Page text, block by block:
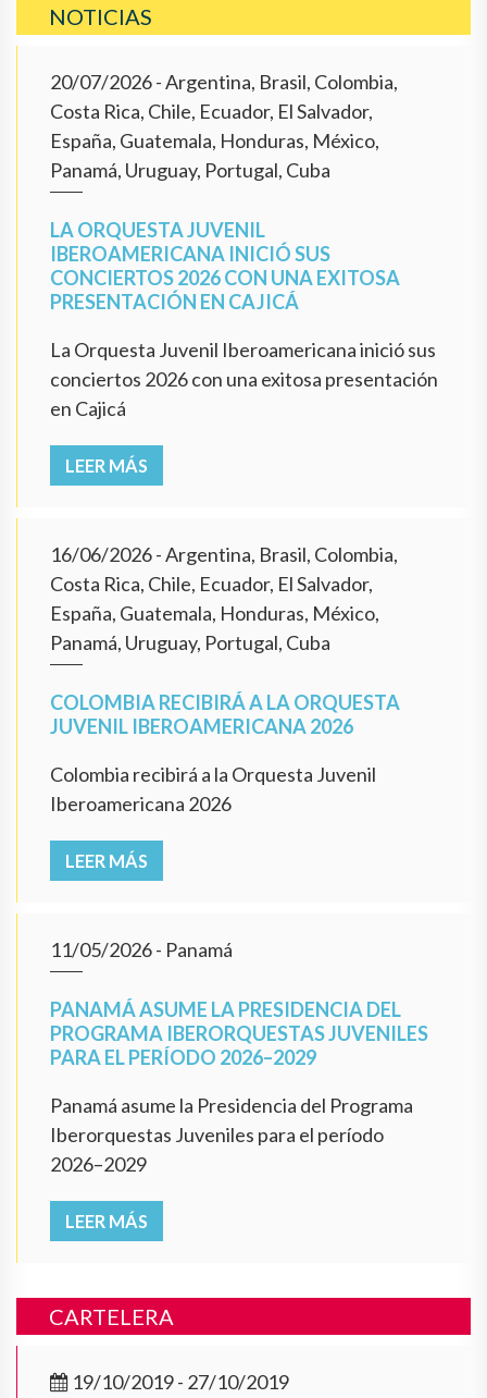
NOTICIAS
20/07/2026- Argentina, Brasil, Colombia,
Costa Rica, Chile, Ecuador, El Salvador,
España, Guatemala, Honduras, México,
Panamá, Uruguay, Portugal, Cuba
LA ORQUESTA JUVENIL
IBEROAMERICANA INICIÓ SUS
CONCIERTOS 2026 CON UNA EXITOSA
PRESENTACIÓN EN CAJICÁ
La Orquesta Juvenil Iberoamericana inició sus
conciertos 2026 con una exitosa presentación
en Cajicá
LEER MÁS
16/06/2026- Argentina, Brasil, Colombia,
Costa Rica, Chile, Ecuador, El Salvador,
España, Guatemala, Honduras, México,
Panamá, Uruguay, Portugal, Cuba
COLOMBIA RECIBIRÁ A LA ORQUESTA
JUVENIL IBEROAMERICANA 2026
Colombia recibirá a la Orquesta Juvenil
Iberoamericana 2026
LEER MÁS
11/05/2026- Panamá
PANAMÁ ASUME LA PRESIDENCIA DEL
PROGRAMA IBERORQUESTAS JUVENILES
PARA EL PERÍODO 2026–2029
Panamá asume la Presidencia del Programa
Iberorquestas Juveniles para el período
2026–2029
LEER MÁS
CARTELERA
19/10/2019 - 27/10/2019